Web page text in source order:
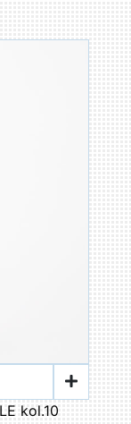
kol.10